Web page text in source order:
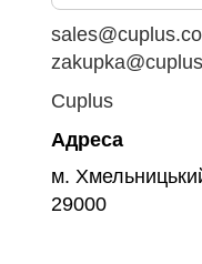
Cuplus
Адреса
м.
29000